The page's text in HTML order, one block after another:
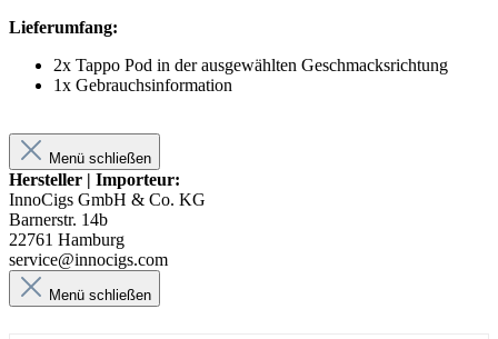
Lieferumfang:
2x Tappo Pod in der ausgewählten Geschmacksrichtung
1x Gebrauchsinformation
Menü schließen
Hersteller | Importeur:
InnoCigs GmbH & Co. KG
Barnerstr. 14b
22761 Hamburg
service@innocigs.com
Menü schließen